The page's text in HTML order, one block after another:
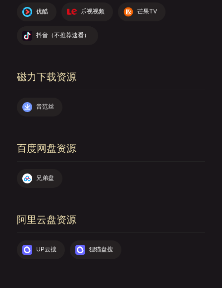
优酷 乐视视频 芒果TV
抖音（不推荐速看）
磁力下载资源
音范丝
百度网盘资源
兄弟盘
阿里云盘资源
UP云搜 狸猫盘搜